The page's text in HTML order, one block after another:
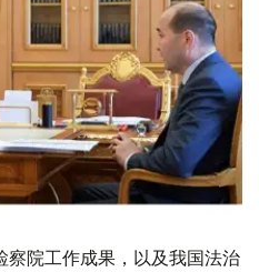
院工作成果，以及我国法治